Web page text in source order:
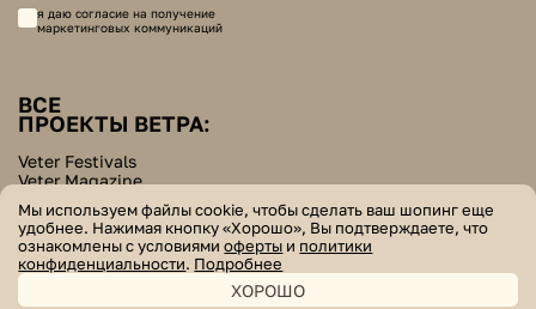
я даю согласие на получение
маркетинговых коммуникаций
ВСЕ
ПРОЕКТЫ ВЕТРА:
Veter Festivals
Veter Magazine
Helpers Bazar
© veter. все права защищены
Мы используем файлы cookie, чтобы сделать ваш шопинг еще
удобнее. Нажимая кнопку «Хорошо», Вы подтверждаете, что
ознакомлены с условиямиоферты и политики
конфиденциальности. Подробнее
ХОРОШО